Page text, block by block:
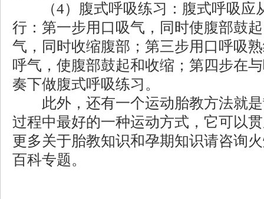
（4）腹式呼吸练习：腹式呼吸应
行：第一步用口吸气，同时使腹部鼓
气，同时收缩腹部；第三步用口呼吸
呼气，使腹部鼓起和收缩；第四步在
奏下做腹式呼吸练习。
此外，还有一个运动胎教方法就是
过程中最好的一种运动方式，它可以
更多关于胎教知识和孕期知识请咨询
百科专题。